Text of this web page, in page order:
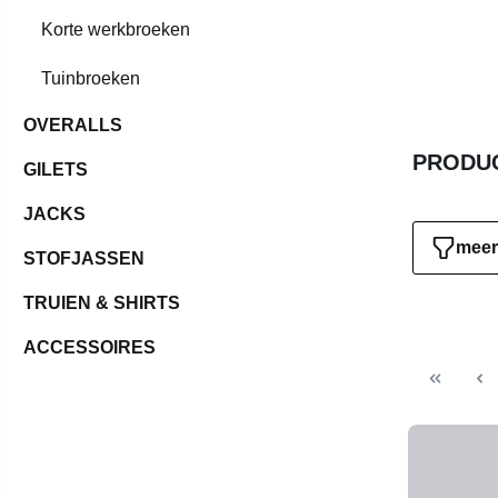
Korte werkbroeken
Tuinbroeken
OVERALLS
GILETS
JACKS
STOFJASSEN
TRUIEN & SHIRTS
ACCESSOIRES